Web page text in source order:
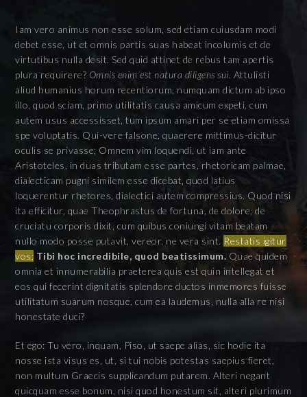
Iam vero animus non esse solum, sed etiam cuiusdam modi
debet esse, ut et omnis partis suas habeat incolumis et de
virtutibus nulla desit. Sed quid attinet de rebus tam apertis
plura requirere? Omnis enim est natura diligens sui. Attulisti
aliud humanius horum recentiorum, numquam dictum ab ipso
illo, quod sciam, primo utilitatis causa amicum expeti, cum
autem usus accessisset, tum ipsum amari per se etiam omissa
spe voluptatis. Qui-vere falsone, quaerere mittimus-dicitur
oculis se privasse; Omnem vim loquendi, ut iam ante
Aristoteles, in duas tributam esse partes, rhetoricam palmae,
dialecticam pugni similem esse dicebat, quod latius
loquerentur rhetores, dialectici autem compressius. Quod nisi
ita efficitur, quae Theophrastus de fortuna, de dolore, de
cruciatu corporis dixit, cum quibus coniungi vitam beatam
nullo modo posse putavit, vereor, ne vera sint. Restatis igitur
vos; Tibi hoc incredibile, quod beatissimum. Quae quidem
omnia et innumerabilia praeterea quis est quin intellegat et
eos qui fecerint dignitatis splendore ductos inmemores fuisse
utilitatum suarum nosque, cum ea laudemus, nulla alla re nisi
honestate duci?
Et ego: Tu vero, inquam, Piso, ut saepe alias, sic hodie ita
nosse ista visus es, ut, si tui nobis potestas saepius fieret,
non multum Graecis supplicandum putarem. Alteri negant
quicquam esse bonum, nisi quod honestum sit, alteri plurimum